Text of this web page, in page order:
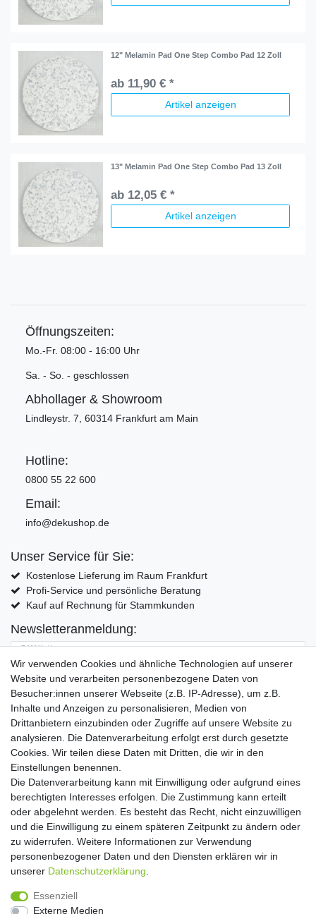
12" Melamin Pad One Step Combo Pad 12 Zoll
ab 11,90 € *
Artikel anzeigen
13" Melamin Pad One Step Combo Pad 13 Zoll
ab 12,05 € *
Artikel anzeigen
Öffnungszeiten:
Mo.-Fr. 08:00 - 16:00 Uhr
Sa. - So. - geschlossen
Abhollager & Showroom
Lindleystr. 7, 60314 Frankfurt am Main
Hotline:
0800 55 22 600
Email:
info@dekushop.de
Unser Service für Sie:
Kostenlose Lieferung im Raum Frankfurt
Profi-Service und persönliche Beratung
Kauf auf Rechnung für Stammkunden
Newsletteranmeldung:
E-MAIL **
Hiermit bestätige ich, dass ich die Daten­schutz­erklärung
Einwilligung kann ich jederzeit widerrufen.**
Abonnieren
** Hierbei handelt es sich um ein Pflichtfeld.
Widerrufs­recht Widerrufs­formular Impressum
Daten­schutz­erklärung AGB Kontakt
Wir verwenden Cookies und ähnliche Technologien auf unserer
Website und verarbeiten personenbezogene Daten von
Besucher:innen unserer Webseite (z.B. IP-Adresse), um z.B.
Inhalte und Anzeigen zu personalisieren, Medien von
Drittanbietern einzubinden oder Zugriffe auf unsere Website zu
analysieren. Die Datenverarbeitung erfolgt erst durch gesetzte
Cookies. Wir teilen diese Daten mit Dritten, die wir in den
Einstellungen benennen.
Die Datenverarbeitung kann mit Einwilligung oder aufgrund eines
berechtigten Interesses erfolgen. Die Zustimmung kann erteilt
oder abgelehnt werden. Es besteht das Recht, nicht einzuwilligen
und die Einwilligung zu einem späteren Zeitpunkt zu ändern oder
zu widerrufen. Weitere Informationen zur Verwendung
personenbezogener Daten und den Diensten erklären wir in
unserer Daten­schutz­erklärung
Essenziell
Externe Medien
Copyright 2016 | Dekushop.de | Alle Rechte vorbehalten. |
Angebote gelten nur für Industrie, Handel, Handwerk und